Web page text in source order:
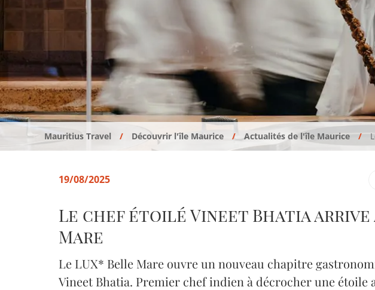
Mauritius Travel Découvrir l'île Maurice Actualités de l'île Maurice
19/08/2025
Le chef étoilé Vineet Bhatia arrive
Mare
Le LUX* Belle Mare ouvre un nouveau chapitre
Vineet Bhatia. Premier chef indien à décrocher une étoile